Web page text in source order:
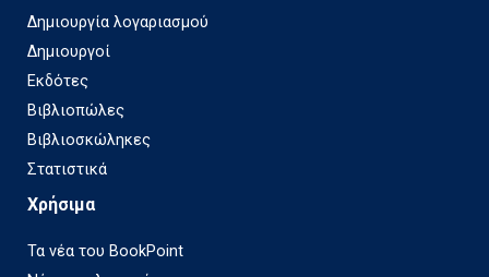
Δημιουργία λογαριασμού
Δημιουργοί
Εκδότες
Βιβλιοπώλες
Βιβλιοσκώληκες
Στατιστικά
Χρήσιμα
Τα νέα του BookPoint